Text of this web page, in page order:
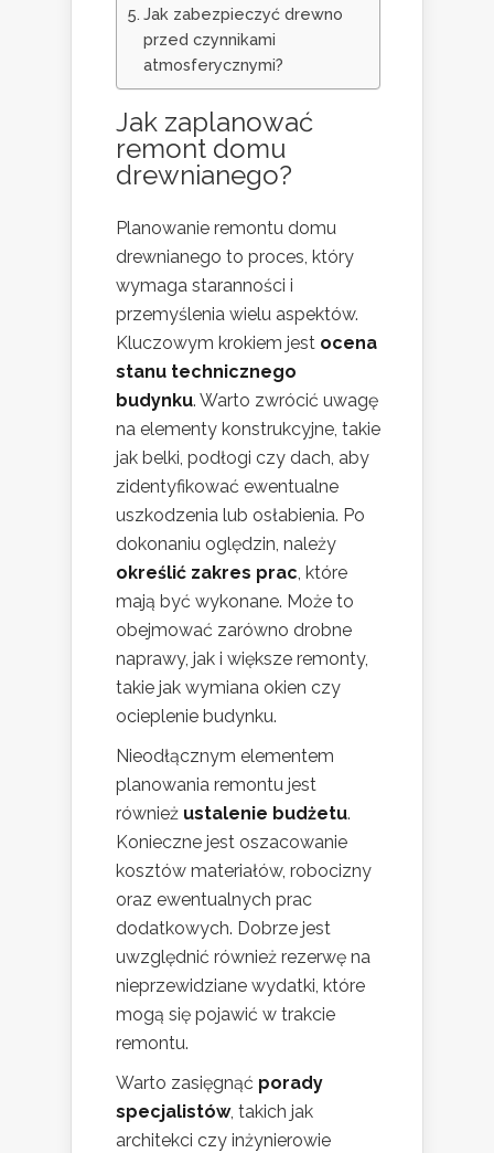
Jak zabezpieczyć drewno
przed czynnikami
atmosferycznymi?
Jak zaplanować
remont domu
drewnianego?
Planowanie remontu domu
drewnianego to proces, który
wymaga staranności i
przemyślenia wielu aspektów.
Kluczowym krokiem jest ocena
stanu technicznego
budynku. Warto zwrócić uwagę
na elementy konstrukcyjne, takie
jak belki, podłogi czy dach, aby
zidentyfikować ewentualne
uszkodzenia lub osłabienia. Po
dokonaniu oględzin, należy
określić zakres prac, które
mają być wykonane. Może to
obejmować zarówno drobne
naprawy, jak i większe remonty,
takie jak wymiana okien czy
ocieplenie budynku.
Nieodłącznym elementem
planowania remontu jest
również ustalenie budżetu.
Konieczne jest oszacowanie
kosztów materiałów, robocizny
oraz ewentualnych prac
dodatkowych. Dobrze jest
uwzględnić również rezerwę na
nieprzewidziane wydatki, które
mogą się pojawić w trakcie
remontu.
Warto zasięgnąć porady
specjalistów, takich jak
architekci czy inżynierowie